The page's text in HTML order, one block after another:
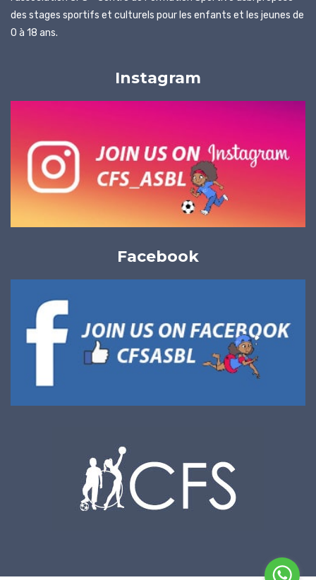
des stages sportifs et culturels pour les enfants et les jeunes de
0 à 18 ans.
Instagram
Facebook